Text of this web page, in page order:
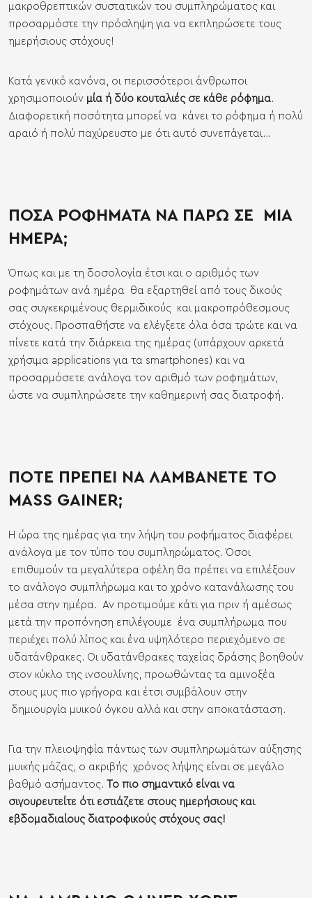
μακροθρεπτικών συστατικών του συμπληρώματος και
προσαρμόστε την πρόσληψη για να εκπληρώσετε τους
ημερήσιους στόχους!
Κατά γενικό κανόνα, οι περισσότεροι άνθρωποι
χρησιμοποιούν μία ή δύο κουταλιές σε κάθε ρόφημα.
Διαφορετική ποσότητα μπορεί να κάνει το ρόφημα ή πολύ
αραιό ή πολύ παχύρευστο με ότι αυτό συνεπάγεται...
ΠΟΣΑ ΡΟΦΗΜΑΤΑ ΝΑ ΠΑΡΩ ΣΕ ΜΙΑ
ΗΜΕΡΑ;
Όπως και με τη δοσολογία έτσι και ο αριθμός των
ροφημάτων ανά ημέρα θα εξαρτηθεί από τους δικούς
σας συγκεκριμένους θερμιδικούς και μακροπρόθεσμους
στόχους. Προσπαθήστε να ελέγξετε όλα όσα τρώτε και να
πίνετε κατά την διάρκεια της ημέρας (υπάρχουν αρκετά
χρήσιμα applications για τα smartphones) και να
προσαρμόσετε ανάλογα τον αριθμό των ροφημάτων,
ώστε να συμπληρώσετε την καθημερινή σας διατροφή.
ΠΟΤΕ ΠΡΕΠΕΙ ΝΑ ΛΑΜΒΑΝΕΤΕ ΤΟ
MASS GAINER;
Η ώρα της ημέρας για την λήψη του ροφήματος διαφέρει
ανάλογα με τον τύπο του συμπληρώματος. Όσοι
επιθυμούν τα μεγαλύτερα οφέλη θα πρέπει να επιλέξουν
το ανάλογο συμπλήρωμα και το χρόνο κατανάλωσης του
μέσα στην ημέρα.
Αν προτιμούμε κάτι για πριν ή αμέσως
μετά την προπόνηση επιλέγουμε ένα συμπλήρωμα που
περιέχει πολύ λίπος και ένα υψηλότερο περιεχόμενο σε
υδατάνθρακες. Οι υδατάνθρακες ταχείας δράσης βοηθούν
στον κύκλο της ινσουλίνης, προωθώντας τα αμινοξέα
στους μυς πιο γρήγορα και έτσι συμβάλουν στην
δημιουργία μυικού όγκου αλλά και στην αποκατάσταση.
Για την πλειοψηφία πάντως των συμπληρωμάτων αύξησης
μυικής μάζας, ο ακριβής χρόνος λήψης είναι σε μεγάλο
βαθμό ασήμαντος.
Το πιο σημαντικό είναι να
σιγουρευτείτε ότι εστιάζετε στους ημερήσιους και
εβδομαδιαίους διατροφικούς στόχους σας!